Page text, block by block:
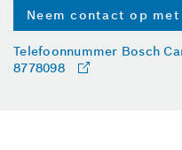
Neem contact op
Telefoonnummer Bosch
8778098